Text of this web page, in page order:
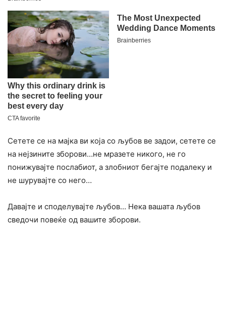
Сетете се на мајка ви која со љубов ве задои, сетете се
на нејзините зборови…не мразете никого, не го
понижувајте послабиот, а злобниот бегајте подалеку и
не шурувајте со него…
Давајте и споделувајте љубов… Нека вашата љубов
сведочи повеќе од вашите зборови.